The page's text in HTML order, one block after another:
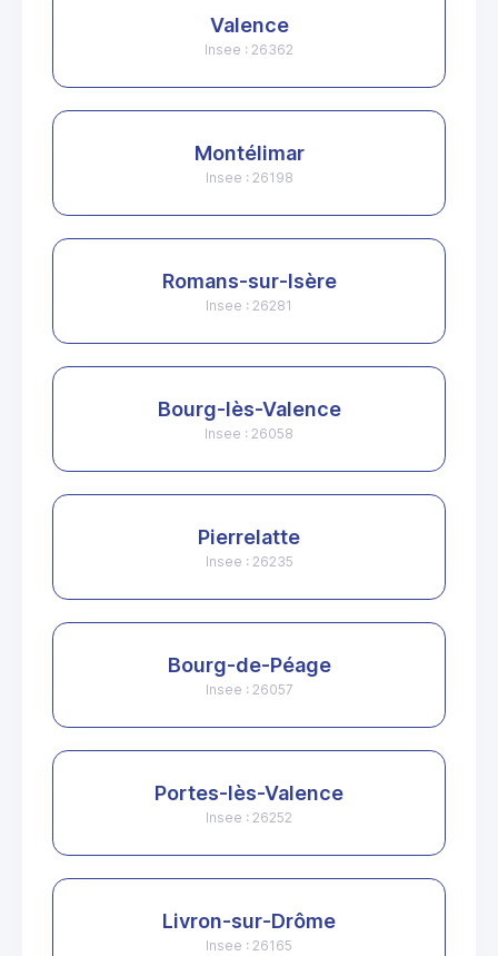
Valence
Insee : 26362
Montélimar
Insee : 26198
Romans-sur-Isère
Insee : 26281
Bourg-lès-Valence
Insee : 26058
Pierrelatte
Insee : 26235
Bourg-de-Péage
Insee : 26057
Portes-lès-Valence
Insee : 26252
Livron-sur-Drôme
Insee : 26165